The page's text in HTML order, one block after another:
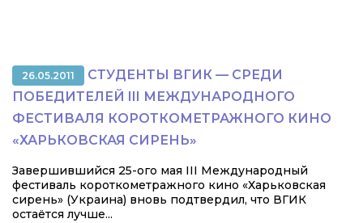
26.05.2011
СТУДЕНТЫ ВГИК — СРЕДИ
ПОБЕДИТЕЛЕЙ III МЕЖДУНАРОДНОГО
ФЕСТИВАЛЯ КОРОТКОМЕТРАЖНОГО КИНО
«ХАРЬКОВСКАЯ СИРЕНЬ»
Завершившийся 25-ого мая III Международный
фестиваль короткометражного кино «Харьковская
сирень» (Украина) вновь подтвердил, что ВГИК
остаётся лучше...